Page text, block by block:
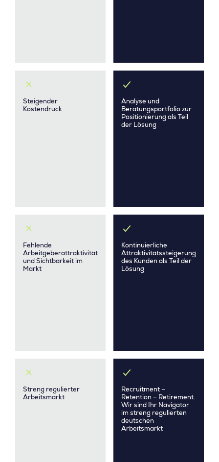
Steigender
Kostendruck
Analyse und
Beratungsportfolio zur
Positionierung als Teil
der Lösung
Fehlende
Arbeitgeberattraktivität
und Sichtbarkeit im
Markt
Kontinuierliche
Attraktivitätssteigerung
des Kunden als Teil der
Lösung
Streng regulierter
Arbeitsmarkt
Recruitment –
Retention – Retirement.
Wir sind Ihr Navigator
im streng regulierten
deutschen
Arbeitsmarkt